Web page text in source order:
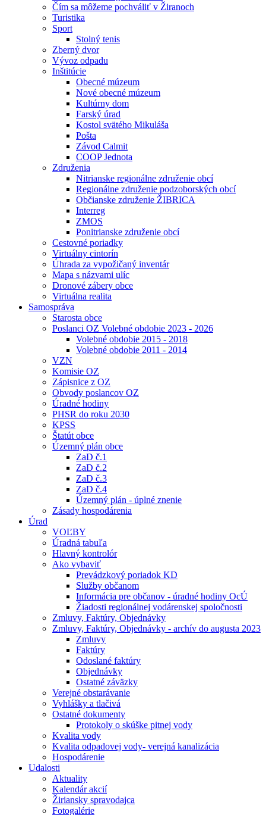
Čím sa môžeme pochváliť v Žiranoch
Turistika
Sport
Stolný tenis
Zberný dvor
Vývoz odpadu
Inštitúcie
Obecné múzeum
Nové obecné múzeum
Kultúrny dom
Farský úrad
Kostol svätého Mikuláša
Pošta
Závod Calmit
COOP Jednota
Združenia
Nitrianske regionálne združenie obcí
Regionálne združenie podzoborských obcí
Občianske združenie ŽIBRICA
Interreg
ZMOS
Ponitrianske združenie obcí
Cestovné poriadky
Virtuálny cintorín
Úhrada za vypožičaný inventár
Mapa s názvami ulíc
Dronové zábery obce
Virtuálna realita
Samospráva
Starosta obce
Poslanci OZ Volebné obdobie 2023 - 2026
Volebné obdobie 2015 - 2018
Volebné obdobie 2011 - 2014
VZN
Komisie OZ
Zápisnice z OZ
Obvody poslancov OZ
Úradné hodiny
PHSR do roku 2030
KPSS
Štatút obce
Územný plán obce
ZaD č.1
ZaD č.2
ZaD č.3
ZaD č.4
Územný plán - úplné znenie
Zásady hospodárenia
Úrad
VOĽBY
Úradná tabuľa
Hlavný kontrolór
Ako vybaviť
Prevádzkový poriadok KD
Služby občanom
Informácia pre občanov - úradné hodiny OcÚ
Žiadosti regionálnej vodárenskej spoločnosti
Zmluvy, Faktúry, Objednávky
Zmluvy, Faktúry, Objednávky - archív do augusta 2023
Zmluvy
Faktúry
Odoslané faktúry
Objednávky
Ostatné záväzky
Verejné obstarávanie
Vyhlášky a tlačivá
Ostatné dokumenty
Protokoly o skúške pitnej vody
Kvalita vody
Kvalita odpadovej vody- verejná kanalizácia
Hospodárenie
Udalosti
Aktuality
Kalendár akcií
Žiriansky spravodajca
Fotogalérie